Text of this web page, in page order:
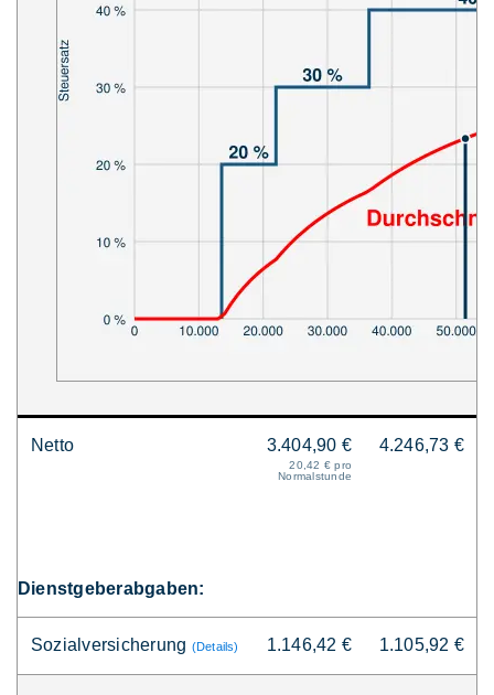
Netto 3.404,90 €
20,42 € pro
Normalstunde
4.246,73 €
Dienstgeberabgaben:
Sozialversicherung (Details) 1.146,42 € 1.105,92 €